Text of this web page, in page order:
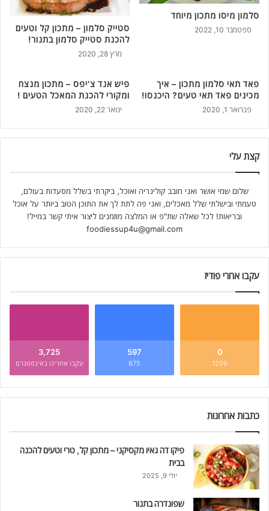
סלמון מיסו מתכון מיוחד
ספטמבר 10, 2022
סטייק סלמון – מתכון קל וטעים
להכנת סטייק סלמון בתנור!
מרץ 28, 2020
פאד תאי סלמון מתכון – איך
מכינים פאד תאי טעים? היכנסו!
פברואר 1, 2020
פיש אנד צ'יפס – מתכון מנצח
ומקורי להכנת המאכל הטעים !
ינואר 22, 2020
קצת עלי
שלום שמי אושר ואני חובב קולינריה ואוכל, ביקרתי בשלל מסעדות בעולם,
טעמתי ובישלתי שלל מאכלים, ואני פה לתת לך את התוכן הטוב ביותר על אוכל
ובריאות! לכל שאלה שת"פ או המלצה מוזמנים ליצור איתי קשר במייל!
foodiessup4u@gmail.com
עקבו אחרי פודיז
0
1256
597
875
3,725
עקבו אחרינו באינסטגרם
כתבות אחרונות
פיקו דה גאיו מקסיקני – מתכון קל, טרי וטעים להכנה
בבית
יולי 9, 2025
שפונדרה בתנור